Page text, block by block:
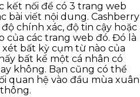
kết nối để có 3 trang web
bài viết nội dung. Cashberry
chính xác, độ tin cậy hoặc
của các trang web đó. Đó là
bất kỳ cụm từ nào của
bất kể một cá nhân có
không. Bạn cũng có thể
quan hệ vào đầu mùa xuân